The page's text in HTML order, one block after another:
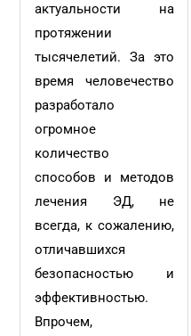
актуальности на
протяжении
тысячелетий. За это
время человечество
разработало
огромное
количество
способов и методов
лечения ЭД, не
всегда, к сожалению,
отличавшихся
безопасностью и
эффективностью.
Впрочем,